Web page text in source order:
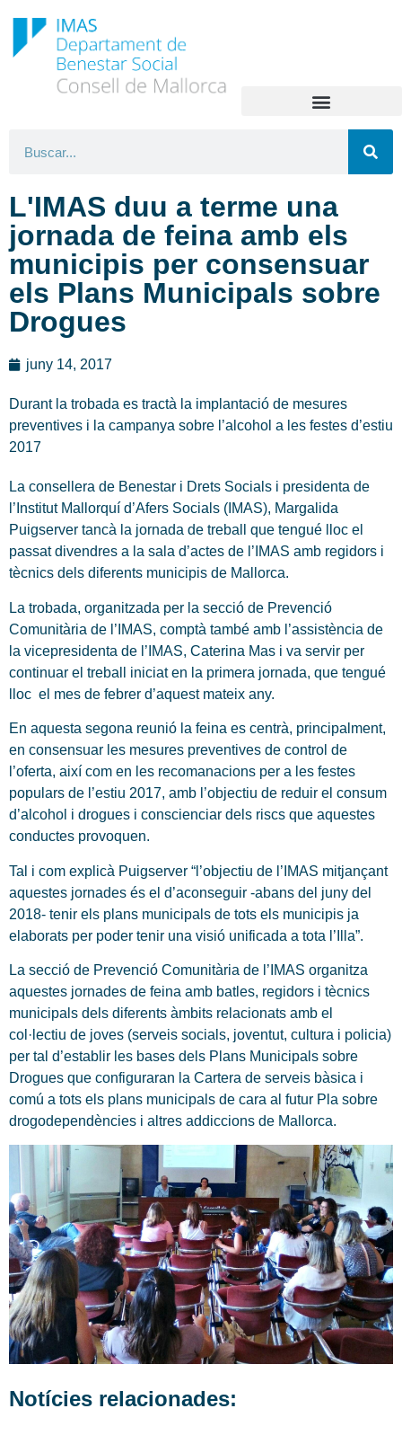
L'IMAS duu a terme una
jornada de feina amb els
municipis per consensuar
els Plans Municipals sobre
Drogues
juny 14, 2017
Durant la trobada es tractà la implantació de mesures
preventives i la campanya sobre l’alcohol a les festes d’estiu
2017
La consellera de Benestar i Drets Socials i presidenta de
l’Institut Mallorquí d’Afers Socials (IMAS), Margalida
Puigserver tancà la jornada de treball que tengué lloc el
passat divendres a la sala d’actes de l’IMAS amb regidors i
tècnics dels diferents municipis de Mallorca.
La trobada, organitzada per la secció de Prevenció
Comunitària de l’IMAS, comptà també amb l’assistència de
la vicepresidenta de l’IMAS, Caterina Mas i va servir per
continuar el treball iniciat en la primera jornada, que tengué
lloc el mes de febrer d’aquest mateix any.
En aquesta segona reunió la feina es centrà, principalment,
en consensuar les mesures preventives de control de
l’oferta, així com en les recomanacions per a les festes
populars de l’estiu 2017, amb l’objectiu de reduir el consum
d’alcohol i drogues i conscienciar dels riscs que aquestes
conductes provoquen.
Tal i com explicà Puigserver “l’objectiu de l’IMAS mitjançant
aquestes jornades és el d’aconseguir -abans del juny del
2018- tenir els plans municipals de tots els municipis ja
elaborats per poder tenir una visió unificada a tota l’Illa”.
La secció de Prevenció Comunitària de l’IMAS organitza
aquestes jornades de feina amb batles, regidors i tècnics
municipals dels diferents àmbits relacionats amb el
col·lectiu de joves (serveis socials, joventut, cultura i policia)
per tal d’establir les bases dels Plans Municipals sobre
Drogues que configuraran la Cartera de serveis bàsica i
comú a tots els plans municipals de cara al futur Pla sobre
drogodependències i altres addiccions de Mallorca.
Notícies relacionades: